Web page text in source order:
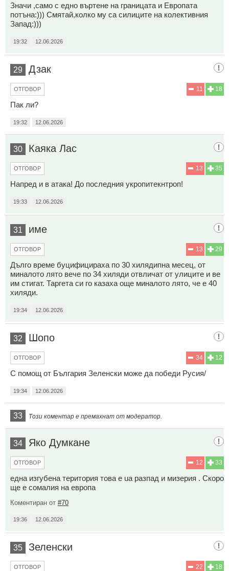
Значи ,само с едно въртене на границата и Европата
потъна:))) Смятай,колко му са силиците на колективния
Запад:)))
19:32 12.06.2026
29 Дзак
18
11
ОТГОВОР
Пак ли?
19:32 12.06.2026
30 Каяка Лас
35
13
ОТГОВОР
Напред и в атака! До последния укpопитeкнтpоп!
19:33 12.06.2026
31 име
29
13
ОТГОВОР
Дълго време буцифицираха по 30 хилядипна месец, от
миналото лято вече по 34 хиляди отвличат от улиците и ве
им стигат. Таргета си го казаха още миналото лято, че е 40
хиляди.
19:34 12.06.2026
32 Шопо
12
34
ОТГОВОР
С помощ от България Зеленски може да победи Русия/
19:34 12.06.2026
33 Този коментар е премахнат от модератор.
34 Яко Думкане
33
12
ОТГОВОР
една изгубена територия това е ua разпад и мизерия . Скоро
ще е сомалия на европа
Коментиран от #70
19:36 12.06.2026
35 Зеленски
18
22
ОТГОВОР